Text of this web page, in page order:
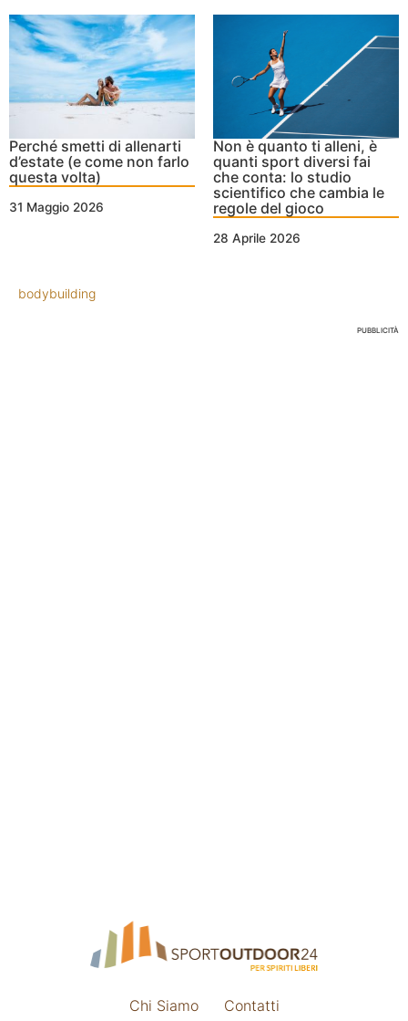
Perché smetti di allenarti
d’estate (e come non farlo
questa volta)
31 Maggio 2026
Non è quanto ti alleni, è
quanti sport diversi fai
che conta: lo studio
scientifico che cambia le
regole del gioco
28 Aprile 2026
bodybuilding
PUBBLICITÀ
Chi Siamo Contatti